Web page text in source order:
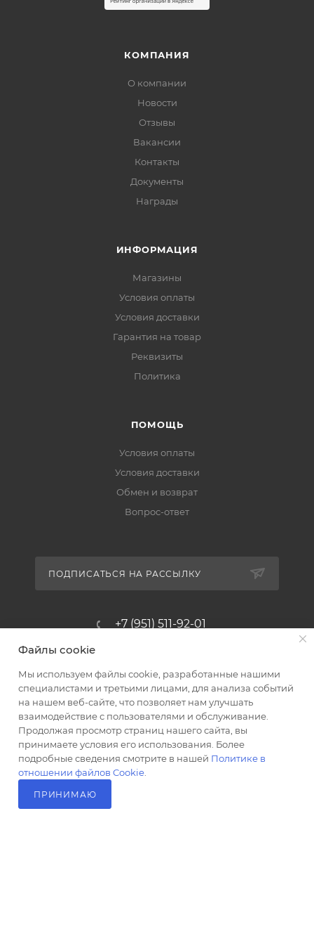
КОМПАНИЯ
О компании
Новости
Отзывы
Вакансии
Контакты
Документы
Награды
ИНФОРМАЦИЯ
Магазины
Условия оплаты
Условия доставки
Гарантия на товар
Реквизиты
Политика
ПОМОЩЬ
Условия оплаты
Условия доставки
Обмен и возврат
Вопрос-ответ
ПОДПИСАТЬСЯ НА РАССЫЛКУ
+7 (951) 511-92-01
Магазин-склад ТЦ "Альтус"
Ростовская обл, Аксайский р-н,
пос. Янтарный, Малое Зеленое
Кольцо, 3, ТЦ "Альтус" 1 этаж
Показать на карте
Файлы cookie
Мы используем файлы cookie, разработанные нашими
специалистами и третьими лицами, для анализа событий
на нашем веб-сайте, что позволяет нам улучшать
взаимодействие с пользователями и обслуживание.
Продолжая просмотр страниц нашего сайта, вы
принимаете условия его использования. Более
подробные сведения смотрите в нашей Политике в
отношении файлов Cookie
ПРИНИМАЮ